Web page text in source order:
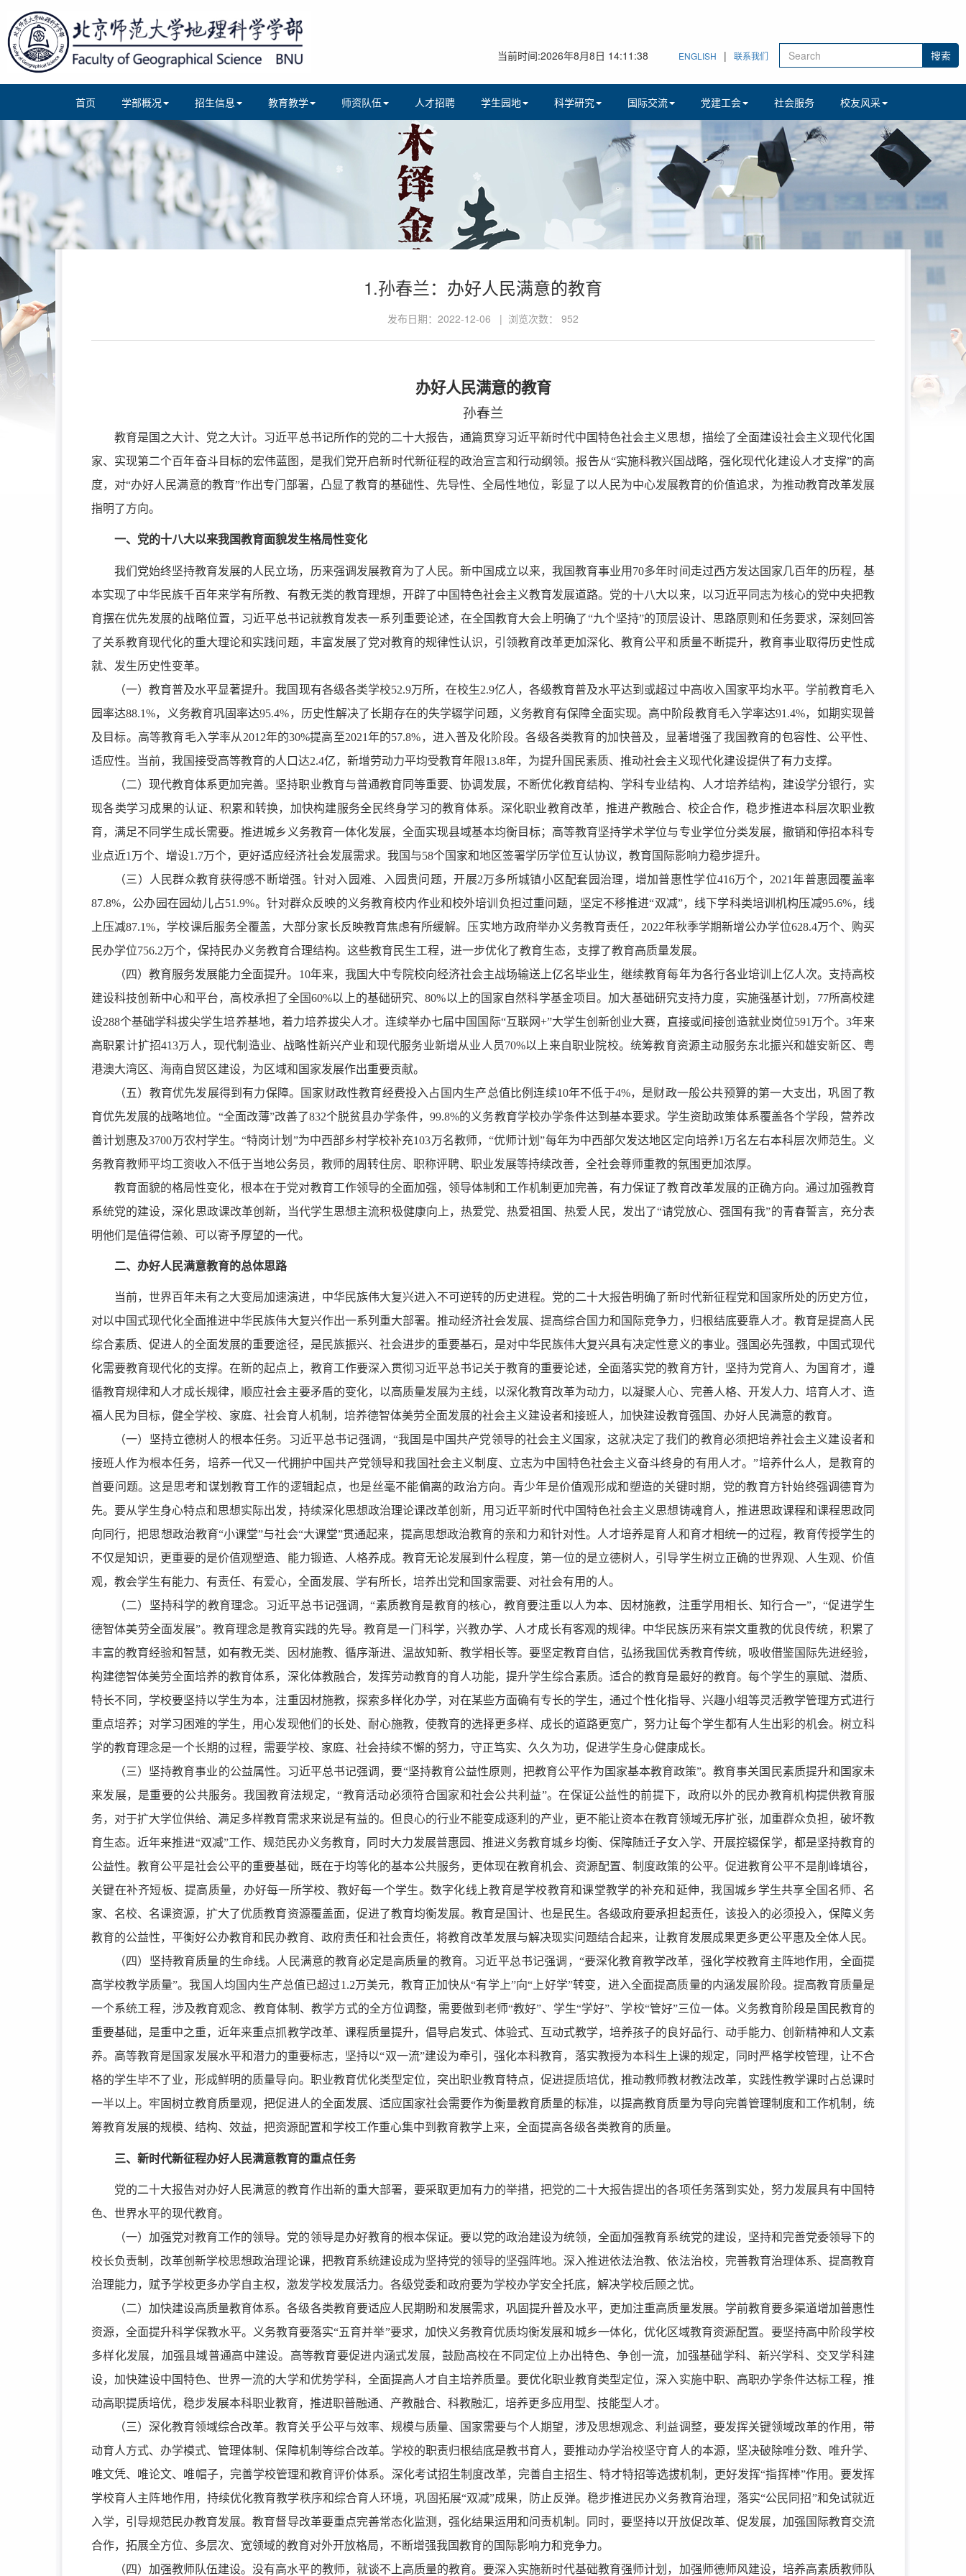
当前时间:2026年8月8日 14:11:39 ENGLISH | 联系我们
首页 学部概况 招生信息 教育教学 师资队伍 人才招聘 学生园地 科学研究 国际交流 党建工会 社会服务 校友风采
1.孙春兰：办好人民满意的教育
发布日期：2022-12-06 | 浏览次数： 952
办好人民满意的教育
孙春兰
教育是国之大计、党之大计。习近平总书记所作的党的二十大报告，通篇贯穿习近平新时代中国特色社会主义思想，描绘了全面建设社会主义现代化国
家、实现第二个百年奋斗目标的宏伟蓝图，是我们党开启新时代新征程的政治宣言和行动纲领。报告从“实施科教兴国战略，强化现代化建设人才支撑”的高
度，对“办好人民满意的教育”作出专门部署，凸显了教育的基础性、先导性、全局性地位，彰显了以人民为中心发展教育的价值追求，为推动教育改革发展
指明了方向。
一、党的十八大以来我国教育面貌发生格局性变化
我们党始终坚持教育发展的人民立场，历来强调发展教育为了人民。新中国成立以来，我国教育事业用 70多年时间走过西方发达国家几百年的历程，基
本实现了中华民族千百年来学有所教、有教无类的教育理想，开辟了中国特色社会主义教育发展道路。党的十八大以来，以习近平同志为核心的党中央把教
育摆在优先发展的战略位置，习近平总书记就教育发表一系列重要论述，在全国教育大会上明确了“九个坚持”的顶层设计、思路原则和任务要求，深刻回答
了关系教育现代化的重大理论和实践问题，丰富发展了党对教育的规律性认识，引领教育改革更加深化、教育公平和质量不断提升，教育事业取得历史性成
就、发生历史性变革。
（一）教育普及水平显著提升。我国现有各级各类学校52.9万所，在校生2.9亿人，各级教育普及水平达到或超过中高收入国家平均水平。学前教育毛入
园率达88.1%，义务教育巩固率达95.4%，历史性解决了长期存在的失学辍学问题，义务教育有保障全面实现。高中阶段教育毛入学率达91.4%，如期实现普
及目标。高等教育毛入学率从2012年的30%提高至2021年的57.8%，进入普及化阶段。各级各类教育的加快普及，显著增强了我国教育的包容性、公平性、
适应性。当前，我国接受高等教育的人口达2.4亿，新增劳动力平均受教育年限13.8年，为提升国民素质、推动社会主义现代化建设提供了有力支撑。
（二）现代教育体系更加完善。坚持职业教育与普通教育同等重要、协调发展，不断优化教育结构、学科专业结构、人才培养结构，建设学分银行，实
现各类学习成果的认证、积累和转换，加快构建服务全民终身学习的教育体系。深化职业教育改革，推进产教融合、校企合作，稳步推进本科层次职业教
育，满足不同学生成长需要。推进城乡义务教育一体化发展，全面实现县域基本均衡目标；高等教育坚持学术学位与专业学位分类发展，撤销和停招本科专
业点近1万个、增设1.7万个，更好适应经济社会发展需求。我国与58个国家和地区签署学历学位互认协议，教育国际影响力稳步提升。
（三）人民群众教育获得感不断增强。针对入园难、入园贵问题，开展2万多所城镇小区配套园治理，增加普惠性学位416万个，2021年普惠园覆盖率
87.8%，公办园在园幼儿占51.9%。针对群众反映的义务教育校内作业和校外培训负担过重问题，坚定不移推进“双减”，线下学科类培训机构压减95.6%，线
上压减87.1%，学校课后服务全覆盖，大部分家长反映教育焦虑有所缓解。压实地方政府举办义务教育责任，2022年秋季学期新增公办学位628.4万个、购买
民办学位756.2万个，保持民办义务教育合理结构。这些教育民生工程，进一步优化了教育生态，支撑了教育高质量发展。
（四）教育服务发展能力全面提升。 10年来，我国大中专院校向经济社会主战场输送上亿名毕业生，继续教育每年为各行各业培训上亿人次。支持高校
建设科技创新中心和平台，高校承担了全国60%以上的基础研究、80%以上的国家自然科学基金项目。加大基础研究支持力度，实施强基计划，77所高校建
设288个基础学科拔尖学生培养基地，着力培养拔尖人才。连续举办七届中国国际“互联网+”大学生创新创业大赛，直接或间接创造就业岗位591万个。3年来
高职累计扩招413万人，现代制造业、战略性新兴产业和现代服务业新增从业人员70%以上来自职业院校。统筹教育资源主动服务东北振兴和雄安新区、粤
港澳大湾区、海南自贸区建设，为区域和国家发展作出重要贡献。
（五）教育优先发展得到有力保障。国家财政性教育经费投入占国内生产总值比例连续10年不低于4%，是财政一般公共预算的第一大支出，巩固了教
育优先发展的战略地位。“全面改薄”改善了832个脱贫县办学条件，99.8%的义务教育学校办学条件达到基本要求。学生资助政策体系覆盖各个学段，营养改
善计划惠及3700万农村学生。“特岗计划”为中西部乡村学校补充103万名教师，“优师计划”每年为中西部欠发达地区定向培养1万名左右本科层次师范生。义
务教育教师平均工资收入不低于当地公务员，教师的周转住房、职称评聘、职业发展等持续改善，全社会尊师重教的氛围更加浓厚。
教育面貌的格局性变化，根本在于党对教育工作领导的全面加强，领导体制和工作机制更加完善，有力保证了教育改革发展的正确方向。通过加强教育
系统党的建设，深化思政课改革创新，当代学生思想主流积极健康向上，热爱党、热爱祖国、热爱人民，发出了“请党放心、强国有我”的青春誓言，充分表
明他们是值得信赖、可以寄予厚望的一代。
二、办好人民满意教育的总体思路
当前，世界百年未有之大变局加速演进，中华民族伟大复兴进入不可逆转的历史进程。党的二十大报告明确了新时代新征程党和国家所处的历史方位，
对以中国式现代化全面推进中华民族伟大复兴作出一系列重大部署。推动经济社会发展、提高综合国力和国际竞争力，归根结底要靠人才。教育是提高人民
综合素质、促进人的全面发展的重要途径，是民族振兴、社会进步的重要基石，是对中华民族伟大复兴具有决定性意义的事业。强国必先强教，中国式现代
化需要教育现代化的支撑。在新的起点上，教育工作要深入贯彻习近平总书记关于教育的重要论述，全面落实党的教育方针，坚持为党育人、为国育才，遵
循教育规律和人才成长规律，顺应社会主要矛盾的变化，以高质量发展为主线，以深化教育改革为动力，以凝聚人心、完善人格、开发人力、培育人才、造
福人民为目标，健全学校、家庭、社会育人机制，培养德智体美劳全面发展的社会主义建设者和接班人，加快建设教育强国、办好人民满意的教育。
（一）坚持立德树人的根本任务。习近平总书记强调，“我国是中国共产党领导的社会主义国家，这就决定了我们的教育必须把培养社会主义建设者和
接班人作为根本任务，培养一代又一代拥护中国共产党领导和我国社会主义制度、立志为中国特色社会主义奋斗终身的有用人才。”培养什么人，是教育的
首要问题。这是思考和谋划教育工作的逻辑起点，也是丝毫不能偏离的政治方向。青少年是价值观形成和塑造的关键时期，党的教育方针始终强调德育为
先。要从学生身心特点和思想实际出发，持续深化思想政治理论课改革创新，用习近平新时代中国特色社会主义思想铸魂育人，推进思政课程和课程思政同
向同行，把思想政治教育“小课堂”与社会“大课堂”贯通起来，提高思想政治教育的亲和力和针对性。人才培养是育人和育才相统一的过程，教育传授学生的
不仅是知识，更重要的是价值观塑造、能力锻造、人格养成。教育无论发展到什么程度，第一位的是立德树人，引导学生树立正确的世界观、人生观、价值
观，教会学生有能力、有责任、有爱心，全面发展、学有所长，培养出党和国家需要、对社会有用的人。
（二）坚持科学的教育理念。习近平总书记强调，“素质教育是教育的核心，教育要注重以人为本、因材施教，注重学用相长、知行合一”，“促进学生
德智体美劳全面发展”。教育理念是教育实践的先导。教育是一门科学，兴教办学、人才成长有客观的规律。中华民族历来有崇文重教的优良传统，积累了
丰富的教育经验和智慧，如有教无类、因材施教、循序渐进、温故知新、教学相长等。要坚定教育自信，弘扬我国优秀教育传统，吸收借鉴国际先进经验，
构建德智体美劳全面培养的教育体系，深化体教融合，发挥劳动教育的育人功能，提升学生综合素质。适合的教育是最好的教育。每个学生的禀赋、潜质、
特长不同，学校要坚持以学生为本，注重因材施教，探索多样化办学，对在某些方面确有专长的学生，通过个性化指导、兴趣小组等灵活教学管理方式进行
重点培养；对学习困难的学生，用心发现他们的长处、耐心施教，使教育的选择更多样、成长的道路更宽广，努力让每个学生都有人生出彩的机会。树立科
学的教育理念是一个长期的过程，需要学校、家庭、社会持续不懈的努力，守正笃实、久久为功，促进学生身心健康成长。
（三）坚持教育事业的公益属性。习近平总书记强调，要“坚持教育公益性原则，把教育公平作为国家基本教育政策”。教育事关国民素质提升和国家未
来发展，是重要的公共服务。我国教育法规定，“教育活动必须符合国家和社会公共利益”。在保证公益性的前提下，政府以外的民办教育机构提供教育服
务，对于扩大学位供给、满足多样教育需求来说是有益的。但良心的行业不能变成逐利的产业，更不能让资本在教育领域无序扩张，加重群众负担，破坏教
育生态。近年来推进“双减”工作、规范民办义务教育，同时大力发展普惠园、推进义务教育城乡均衡、保障随迁子女入学、开展控辍保学，都是坚持教育的
公益性。教育公平是社会公平的重要基础，既在于均等化的基本公共服务，更体现在教育机会、资源配置、制度政策的公平。促进教育公平不是削峰填谷，
关键在补齐短板、提高质量，办好每一所学校、教好每一个学生。数字化线上教育是学校教育和课堂教学的补充和延伸，我国城乡学生共享全国名师、名
家、名校、名课资源，扩大了优质教育资源覆盖面，促进了教育均衡发展。教育是国计、也是民生。各级政府要承担起责任，该投入的必须投入，保障义务
教育的公益性，平衡好公办教育和民办教育、政府责任和社会责任，将教育改革发展与解决现实问题结合起来，让教育发展成果更多更公平惠及全体人民。
（四）坚持教育质量的生命线。人民满意的教育必定是高质量的教育。习近平总书记强调，“要深化教育教学改革，强化学校教育主阵地作用，全面提
高学校教学质量”。我国人均国内生产总值已超过1.2万美元，教育正加快从“有学上”向“上好学”转变，进入全面提高质量的内涵发展阶段。提高教育质量是
一个系统工程，涉及教育观念、教育体制、教学方式的全方位调整，需要做到老师“教好”、学生“学好”、学校“管好”三位一体。义务教育阶段是国民教育的
重要基础，是重中之重，近年来重点抓教学改革、课程质量提升，倡导启发式、体验式、互动式教学，培养孩子的良好品行、动手能力、创新精神和人文素
养。高等教育是国家发展水平和潜力的重要标志，坚持以“双一流”建设为牵引，强化本科教育，落实教授为本科生上课的规定，同时严格学校管理，让不合
格的学生毕不了业，形成鲜明的质量导向。职业教育优化类型定位，突出职业教育特点，促进提质培优，推动教师教材教法改革，实践性教学课时占总课时
一半以上。牢固树立教育质量观，把促进人的全面发展、适应国家社会需要作为衡量教育质量的标准，以提高教育质量为导向完善管理制度和工作机制，统
筹教育发展的规模、结构、效益，把资源配置和学校工作重心集中到教育教学上来，全面提高各级各类教育的质量。
三、新时代新征程办好人民满意教育的重点任务
党的二十大报告对办好人民满意的教育作出新的重大部署，要采取更加有力的举措，把党的二十大报告提出的各项任务落到实处，努力发展具有中国特
色、世界水平的现代教育。
（一）加强党对教育工作的领导。党的领导是办好教育的根本保证。要以党的政治建设为统领，全面加强教育系统党的建设，坚持和完善党委领导下的
校长负责制，改革创新学校思想政治理论课，把教育系统建设成为坚持党的领导的坚强阵地。深入推进依法治教、依法治校，完善教育治理体系、提高教育
治理能力，赋予学校更多办学自主权，激发学校发展活力。各级党委和政府要为学校办学安全托底，解决学校后顾之忧。
（二）加快建设高质量教育体系。各级各类教育要适应人民期盼和发展需求，巩固提升普及水平，更加注重高质量发展。学前教育要多渠道增加普惠性
资源，全面提升科学保教水平。义务教育要落实“五育并举”要求，加快义务教育优质均衡发展和城乡一体化，优化区域教育资源配置。要坚持高中阶段学校
多样化发展，加强县域普通高中建设。高等教育要促进内涵式发展，鼓励高校在不同定位上办出特色、争创一流，加强基础学科、新兴学科、交叉学科建
设，加快建设中国特色、世界一流的大学和优势学科，全面提高人才自主培养质量。要优化职业教育类型定位，深入实施中职、高职办学条件达标工程，推
动高职提质培优，稳步发展本科职业教育，推进职普融通、产教融合、科教融汇，培养更多应用型、技能型人才。
（三）深化教育领域综合改革。教育关乎公平与效率、规模与质量、国家需要与个人期望，涉及思想观念、利益调整，要发挥关键领域改革的作用，带
动育人方式、办学模式、管理体制、保障机制等综合改革。学校的职责归根结底是教书育人，要推动办学治校坚守育人的本源，坚决破除唯分数、唯升学、
唯文凭、唯论文、唯帽子，完善学校管理和教育评价体系。深化考试招生制度改革，完善自主招生、特才特招等选拔机制，更好发挥“指挥棒”作用。要发挥
学校育人主阵地作用，持续优化教育教学秩序和综合育人环境，巩固拓展“双减”成果，防止反弹。稳步推进民办义务教育治理，落实“公民同招”和免试就近
入学，引导规范民办教育发展。教育督导改革要重点完善常态化监测，强化结果运用和问责机制。同时，要坚持以开放促改革、促发展，加强国际教育交流
合作，拓展全方位、多层次、宽领域的教育对外开放格局，不断增强我国教育的国际影响力和竞争力。
（四）加强教师队伍建设。没有高水平的教师，就谈不上高质量的教育。要深入实施新时代基础教育强师计划，加强师德师风建设，培养高素质教师队